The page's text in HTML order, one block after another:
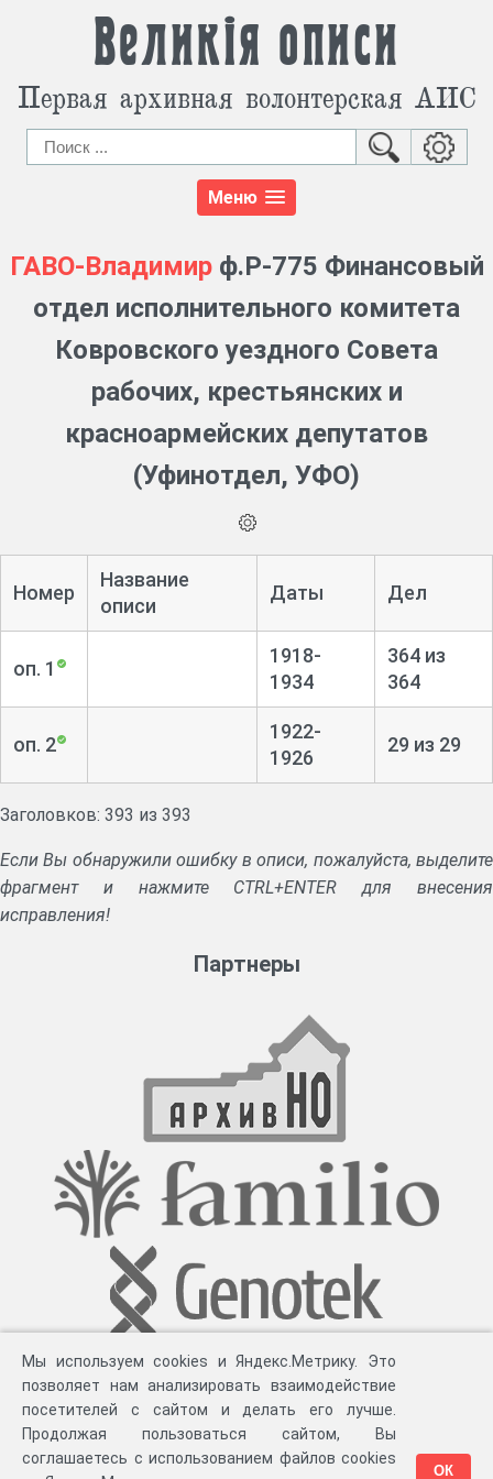
Великія описи
Первая архивная волонтерская АИС
Меню
ГАВО-Владимирф.Р-775 Финансовый
отдел исполнительного комитета
Ковровского уездного Совета
рабочих, крестьянских и
красноармейских депутатов
(Уфинотдел, УФО)
Номер
Название
описи
Даты Дел
оп. 1
1918-
1934
364 из
364
оп. 2
1922-
1926
29 из 29
Заголовков: 393 из 393
Если Вы обнаружили ошибку в описи, пожалуйста, выделите
фрагмент и нажмите CTRL+ENTER для внесения
исправления!
Партнеры
Мы используем cookies и Яндекс.Метрику. Это
позволяет нам анализировать взаимодействие
посетителей с сайтом и делать его лучше.
Продолжая пользоваться сайтом, Вы
соглашаетесь с использованием файлов cookies
ОК